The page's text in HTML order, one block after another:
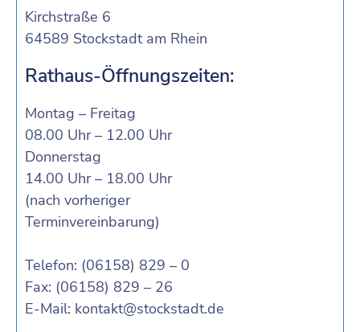
Kirchstraße 6
64589 Stockstadt am Rhein
Rathaus-Öffnungszeiten:
Montag – Freitag
08.00 Uhr – 12.00 Uhr
Donnerstag
14.00 Uhr – 18.00 Uhr
(nach vorheriger
Terminvereinbarung)
Telefon: (06158) 829 – 0
Fax: (06158) 829 – 26
E-Mail: kontakt@stockstadt.de